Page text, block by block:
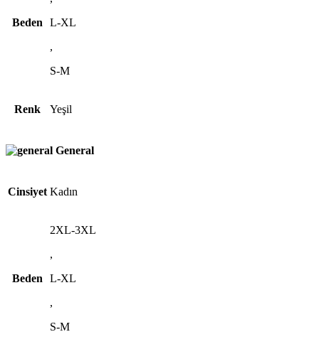
Beden
L-XL
,
S-M
Renk Yeşil
General
Cinsiyet Kadın
Beden
2XL-3XL
,
L-XL
,
S-M